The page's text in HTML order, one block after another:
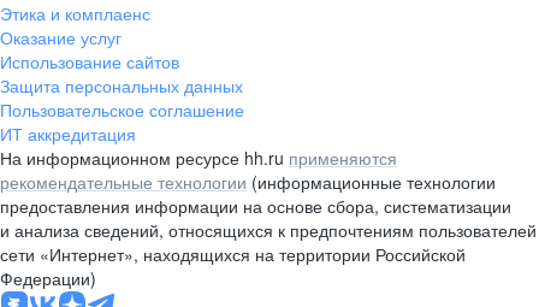
Этика и комплаенс
Оказание услуг
Использование сайтов
Защита персональных данных
Пользовательское соглашение
ИТ аккредитация
На информационном ресурсе hh.ru применяются
рекомендательные технологии (информационные технологии
предоставления информации на основе сбора, систематизации
и анализа сведений, относящихся к предпочтениям пользователей
сети «Интернет», находящихся на территории Российской
Федерации)